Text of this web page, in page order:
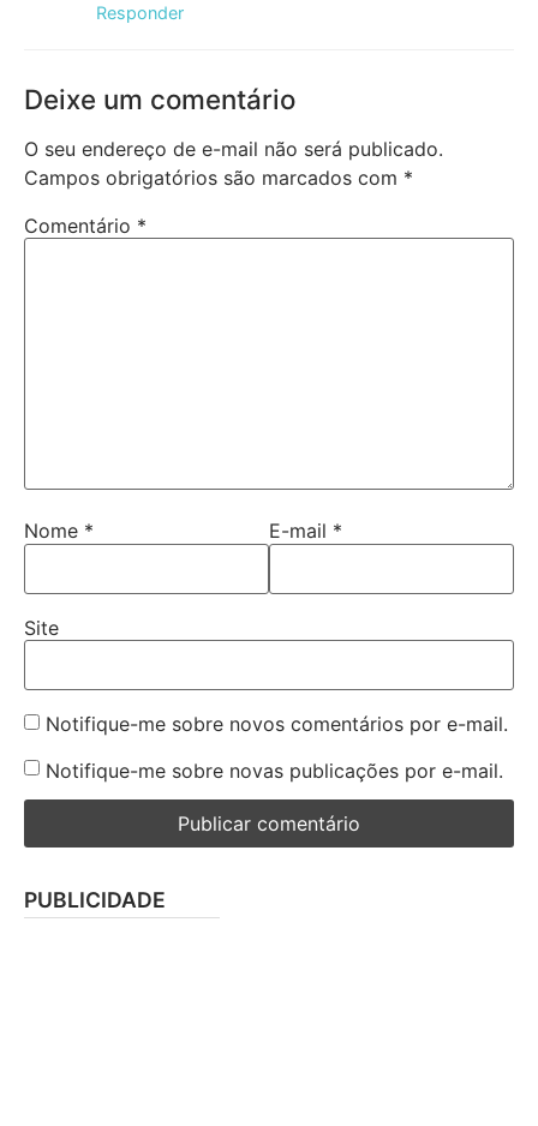
Responder
Deixe um comentário
O seu endereço de e-mail não será publicado.
Campos obrigatórios são marcados com *
Comentário *
Nome * E-mail *
Site
Notifique-me sobre novos comentários por e-mail.
Notifique-me sobre novas publicações por e-mail.
PUBLICIDADE